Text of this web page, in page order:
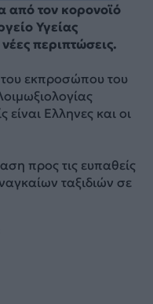
από τον κορονοϊό
Υγείας
περιπτώσεις.
εκπροσώπου του
είναι Ελληνες και οι
προς τις ευπαθείς
ταξιδιών σε